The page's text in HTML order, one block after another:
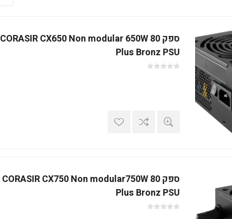
ספק CORASIR CX650 Non modular 650W 80
Plus Bronz PSU
ספק CORASIR CX750 Non modular750W 80
Plus Bronz PSU